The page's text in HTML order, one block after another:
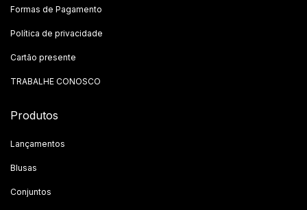
Formas de Pagamento
Política de privacidade
Cartão presente
TRABALHE CONOSCO
Produtos
Lançamentos
Blusas
Conjuntos